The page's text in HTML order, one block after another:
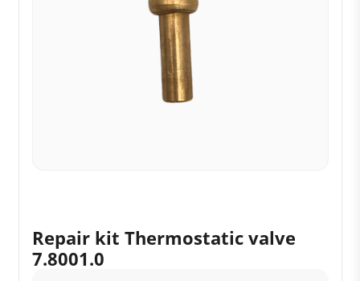
Repair kit Thermostatic valve
7.8001.0